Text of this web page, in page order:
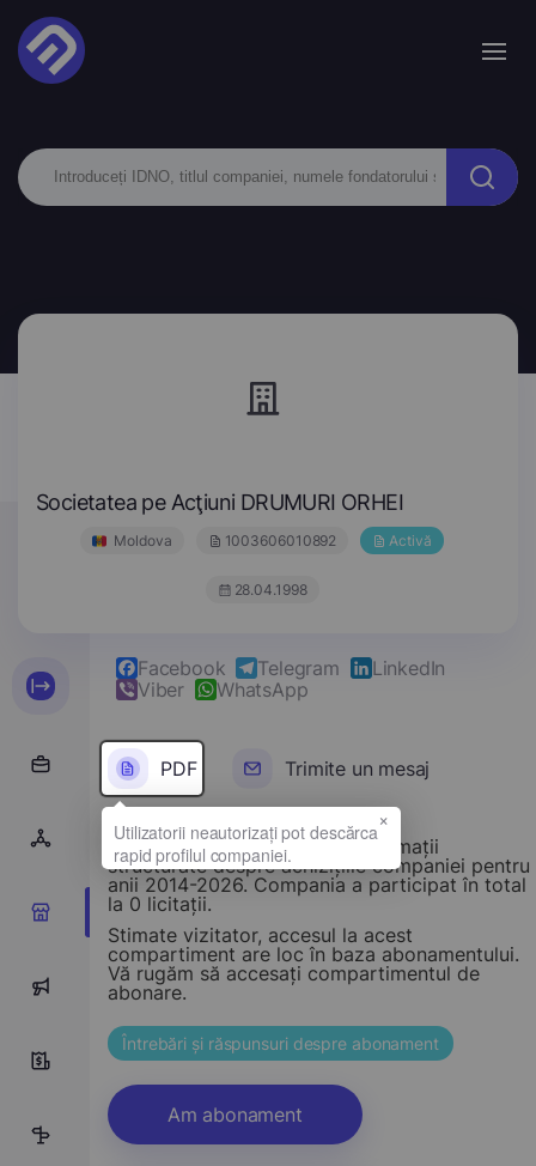
Societatea pe Acţiuni DRUMURI ORHEI
Moldova 1003606010892 Activă
28.04.1998
0
116
10
Facebook Telegram
LinkedIn
Viber
WhatsApp
PDF Trimite un mesaj
Acest compartiment oferă informații
structurate despre achizițiile companiei pentru
anii 2014-2026. Compania a participat în total
la 0 licitații.
Stimate vizitator, accesul la acest
compartiment are loc în baza abonamentului.
Vă rugăm să accesați compartimentul de
abonare.
Întrebări și răspunsuri despre abonament
Am abonament
×